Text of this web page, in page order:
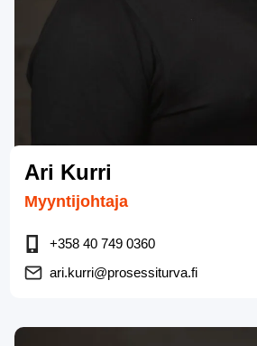
Ari Kurri
Myyntijohtaja
+358 40 749 0360
ari.kurri@prosessiturva.fi